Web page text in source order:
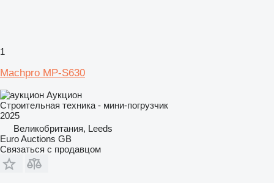
1
Machpro MP-S630
Аукцион
Строительная техника - мини-погрузчик
2025
Великобритания, Leeds
Euro Auctions GB
Связаться с продавцом